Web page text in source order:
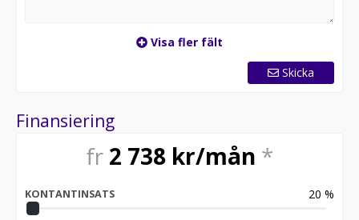
Visa fler fält
Skicka
Finansiering
fr 2 738 kr/mån *
KONTANTINSATS 20 %